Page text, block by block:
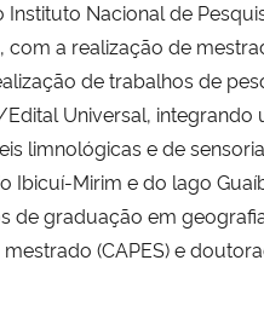
Nacional de
a realização de
de trabalhos de
Universal,
limnológicas e de
Ibicuí-Mirim e do lago
de graduação em
mestrado (CAPES) e